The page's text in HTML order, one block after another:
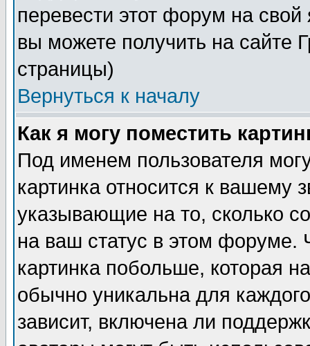
перевести этот форум на
вы можете получить на сайте
страницы)
Вернуться к началу
Как я могу поместить
Под именем пользователя
картинка относится к вашему
указывающие на то, сколько
на ваш статус в этом форуме.
картинка побольше, которая
обычно уникальна для
зависит, включена ли